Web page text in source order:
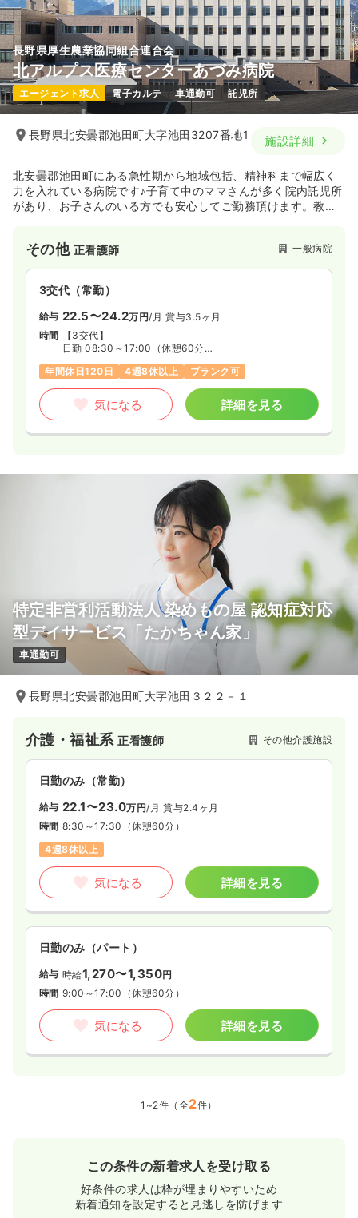
長野県厚生農業協同組合連合会
北アルプス医療センターあづみ病院
エージェント求人 電子カルテ 車通勤可 託児所
長野県北安曇郡池田町大字池田3207番地1 施設詳細
北安曇郡池田町にある急性期から地域包括、精神科まで幅広く
力を入れている病院です♪子育て中のママさんが多く院内託児所
があり、お子さんのいる方でも安心してご勤務頂けます。教育
その他 正看護師 一般病院
3交代（常勤）
給与 22.5〜24.2万円/月 賞与3.5ヶ月
時間
【3交代】
日勤 08:30～17:00（休憩60分）
深夜 00:30～09:00（休憩60分）
年間休日120日 4週8休以上 ブランク可
気になる 詳細を見る
特定非営利活動法人 染めもの屋 認知症対応
型デイサービス「たかちゃん家」
車通勤可
長野県北安曇郡池田町大字池田３２２－１
介護・福祉系正看護師 その他介護施設
日勤のみ（常勤）
給与 22.1〜23.0万円/月 賞与2.4ヶ月
時間 8:30～17:30 （休憩60分）
4週8休以上
気になる 詳細を見る
日勤のみ（パート）
給与 時給1,270〜1,350円
時間 9:00～17:00 （休憩60分）
気になる 詳細を見る
1~2件（全2件）
この条件の新着求人を受け取る
好条件の求人は枠が埋まりやすいため
新着通知を設定すると見逃しを防げます